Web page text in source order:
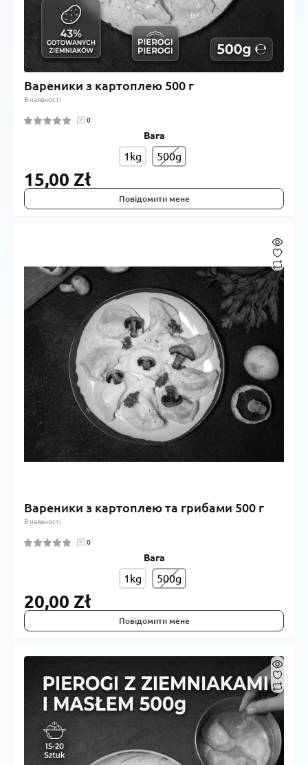
Вареники з картоплею 500 г
В наявності
0
Вага
1kg 500g
15,00 Zł
Повідомити мене
Вареники з картоплею та грибами 500 г
В наявності
0
Вага
1kg 500g
20,00 Zł
Повідомити мене